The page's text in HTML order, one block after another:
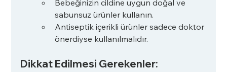
Bebeğinizin cildine uygun doğal ve
sabunsuz ürünler kullanın.
Antiseptik içerikli ürünler sadece doktor
önerdiyse kullanılmalıdır.
Dikkat Edilmesi Gerekenler: